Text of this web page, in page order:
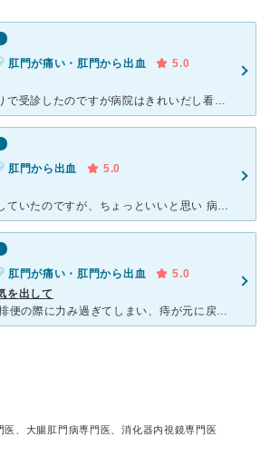
肛門が痛い・肛門から出血
5.0
当初は山王病院繋がりで受診したのですが病院はきれいだし看護師さんは優しいし先生はハキハキした人で全体的に感じが良く、痔が悪化したら毎回利用させてもらってます 妊娠中に悪化した時はその時にできる治療法
肛門から出血
5.0
痔が悪く、以前治療していたのですが、ちょっといいと思い 病院を通うのをやめていて悪化‥ また通う事1ヶ月‥随分軽減されました。 ここはドクターがとてもあっさりしてあり‥説明もわかりやすいです。先
肛門が痛い・肛門から出血
5.0
を出して
私は数年前の12月に排便の際に力み過ぎてしまい、痔が元に戻らなくなりました 夕方までは大したことはないと思い就寝しましたが、朝方になり痛みで起こされました お風呂に入ったり指で戻してもまったく元に
医、大腸肛門病専門医、消化器内視鏡専門医